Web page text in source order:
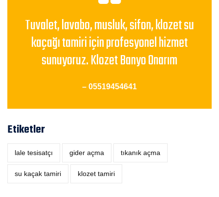
Tuvalet, lavabo, musluk, sifon, klozet su
kaçağı tamiri için profesyonel hizmet
sunuyoruz. Klozet Banyo Onarım
– 05519454641
Etiketler
lale tesisatçı ‎gider açma tıkanık açma
su kaçak tamiri klozet tamiri